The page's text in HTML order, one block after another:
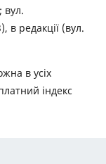
вул.
в редакції (вул.
в усіх
індекс